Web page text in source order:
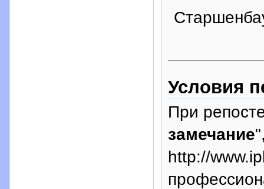
Условия
При
замечание
http://